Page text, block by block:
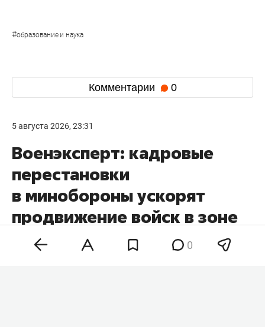
#образование и наука
Комментарии 0
5 августа 2026, 23:31
Военэксперт: кадровые
перестановки
в минобороны ускорят
продвижение войск в зоне
СВО
0